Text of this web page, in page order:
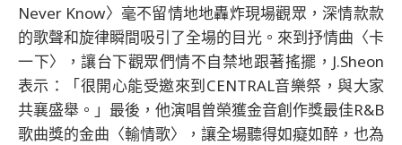
Never Know〉毫不留情地地轟炸現場觀眾，深情款款
的歌聲和旋律瞬間吸引了全場的目光。來到抒情曲〈卡
一下〉，讓台下觀眾們情不自禁地跟著搖擺，J.Sheon
表示：「很開心能受邀來到CENTRAL音樂祭，與大家
共襄盛舉。」最後，他演唱曾榮獲金音創作獎最佳R&B
歌曲獎的金曲〈輸情歌〉，讓全場聽得如癡如醉，也為